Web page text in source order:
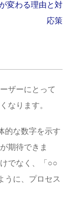
変わる理由と対
応策
ザーにとって
なります。
的な数字を示す
期待できま
でなく、「○○
うに、プロセス